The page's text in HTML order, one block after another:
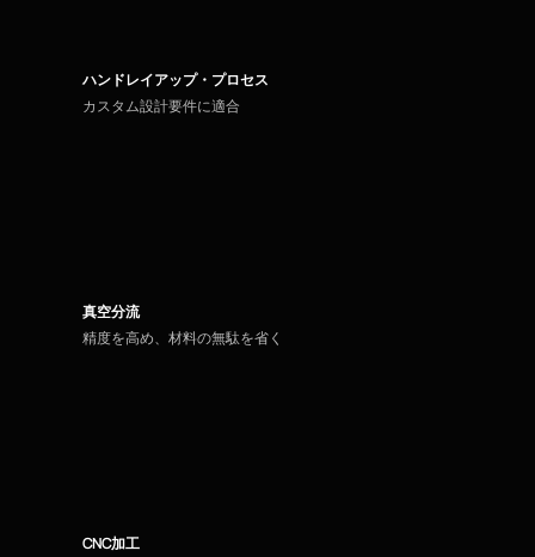
ハンドレイアップ・プロセス
カスタム設計要件に適合
真空分流
精度を高め、材料の無駄を省く
CNC加工